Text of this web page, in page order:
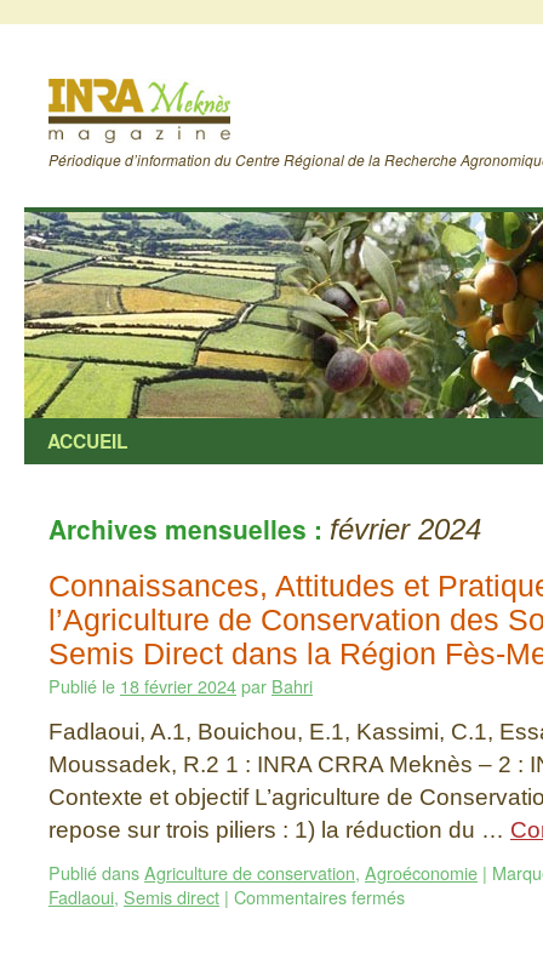
Périodique d’information du Centre Régional de la Recherche
ACCUEIL
Archives mensuelles : février 2024
Connaissances, Attitudes et
l’Agriculture de Conservation des
Semis Direct dans la Région Fès-
Publié le 18 février 2024par Bahri
Fadlaoui, A.1, Bouichou, E.1, Kassimi, C.1,
Moussadek, R.2 1 : INRA CRRA Meknès – 2 :
Contexte et objectif L’agriculture de
repose sur trois piliers : 1) la réduction du …
Publié dansAgriculture de conservation, Agroéconomie |
Fadlaoui, Semis direct | Commentaires fermés